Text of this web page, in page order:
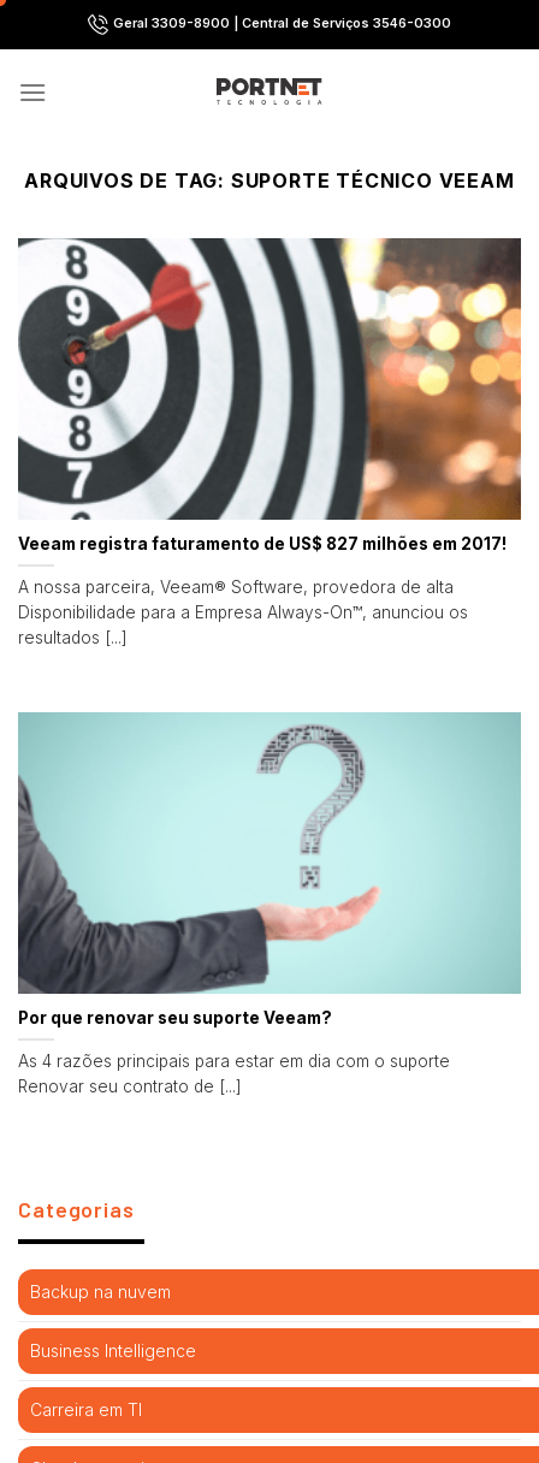
Skip
to
Geral 3309-8900 | Central de Serviços 3546-0300
ARQUIVOS DE TAG: SUPORTE TÉCNICO VEEAM
Veeam registra faturamento de US$ 827 milhões em 2017!
A nossa parceira, Veeam® Software, provedora de alta
Disponibilidade para a Empresa Always-On™, anunciou os
resultados [...]
Por que renovar seu suporte Veeam?
As 4 razões principais para estar em dia com o suporte
Renovar seu contrato de [...]
Categorias
Backup na nuvem
Business Intelligence
Carreira em TI